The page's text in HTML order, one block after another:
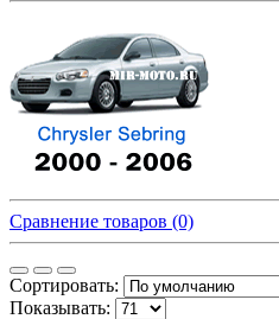
Сравнение товаров (0)
Сортировать:
Показывать: